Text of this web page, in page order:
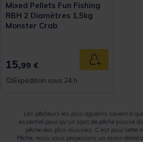
Mixed Pellets Fun Fishing
RBH 2 Diamètres 1,5kg
Monster Crab
15,99 € Ajouter au
Expédition sous 24 h
Les pêcheurs les plus aguerris savent à
essentiel pour qu’un spot de pêche puisse
pêche des plus réussies. C’est pour cette
Pêche, nous vous proposons un rayon dédié